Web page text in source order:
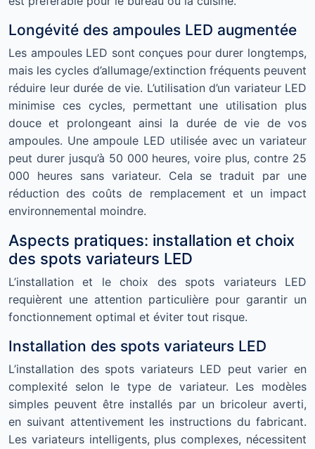
Longévité des ampoules LED augmentée
Les ampoules LED sont conçues pour durer longtemps,
mais les cycles d’allumage/extinction fréquents peuvent
réduire leur durée de vie. L’utilisation d’un variateur LED
minimise ces cycles, permettant une utilisation plus
douce et prolongeant ainsi la durée de vie de vos
ampoules. Une ampoule LED utilisée avec un variateur
peut durer jusqu’à 50 000 heures, voire plus, contre 25
000 heures sans variateur. Cela se traduit par une
réduction des coûts de remplacement et un impact
environnemental moindre.
Aspects pratiques: installation et choix
des spots variateurs LED
L’installation et le choix des spots variateurs LED
requièrent une attention particulière pour garantir un
fonctionnement optimal et éviter tout risque.
Installation des spots variateurs LED
L’installation des spots variateurs LED peut varier en
complexité selon le type de variateur. Les modèles
simples peuvent être installés par un bricoleur averti,
en suivant attentivement les instructions du fabricant.
Les variateurs intelligents, plus complexes, nécessitent